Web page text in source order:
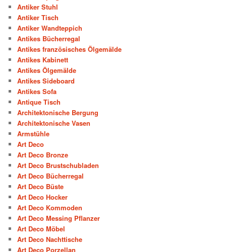
Antiker Stuhl
Antiker Tisch
Antiker Wandteppich
Antikes Bücherregal
Antikes französisches Ölgemälde
Antikes Kabinett
Antikes Ölgemälde
Antikes Sideboard
Antikes Sofa
Antique Tisch
Architektonische Bergung
Architektonische Vasen
Armstühle
Art Deco
Art Deco Bronze
Art Deco Brustschubladen
Art Deco Bücherregal
Art Deco Büste
Art Deco Hocker
Art Deco Kommoden
Art Deco Messing Pflanzer
Art Deco Möbel
Art Deco Nachttische
Art Deco Porzellan